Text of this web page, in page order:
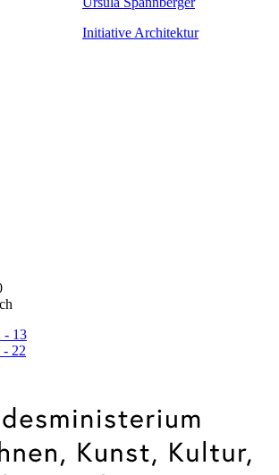
Initiative Architektur
- 13
- 22